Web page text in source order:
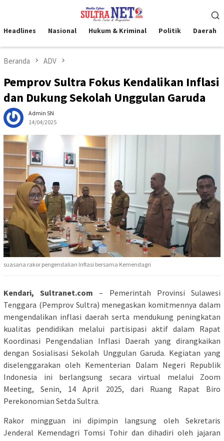
kontenMobile
Headlines Nasional Hukum & Kriminal Politik Daerah
Beranda ADV
Pemprov Sultra Fokus Kendalikan Inflasi
dan Dukung Sekolah Unggulan Garuda
Admin SN
14/04/2025
suasana rakor pengendalian Inflasi bersama Kemendagri
Kendari, Sultranet.com – Pemerintah Provinsi Sulawesi
Tenggara (Pemprov Sultra) menegaskan komitmennya dalam
mengendalikan inflasi daerah serta mendukung peningkatan
kualitas pendidikan melalui partisipasi aktif dalam Rapat
Koordinasi Pengendalian Inflasi Daerah yang dirangkaikan
dengan Sosialisasi Sekolah Unggulan Garuda. Kegiatan yang
diselenggarakan oleh Kementerian Dalam Negeri Republik
Indonesia ini berlangsung secara virtual melalui Zoom
Meeting, Senin, 14 April 2025, dari Ruang Rapat Biro
Perekonomian Setda Sultra.
Rakor mingguan ini dipimpin langsung oleh Sekretaris
Jenderal Kemendagri Tomsi Tohir dan dihadiri oleh jajaran